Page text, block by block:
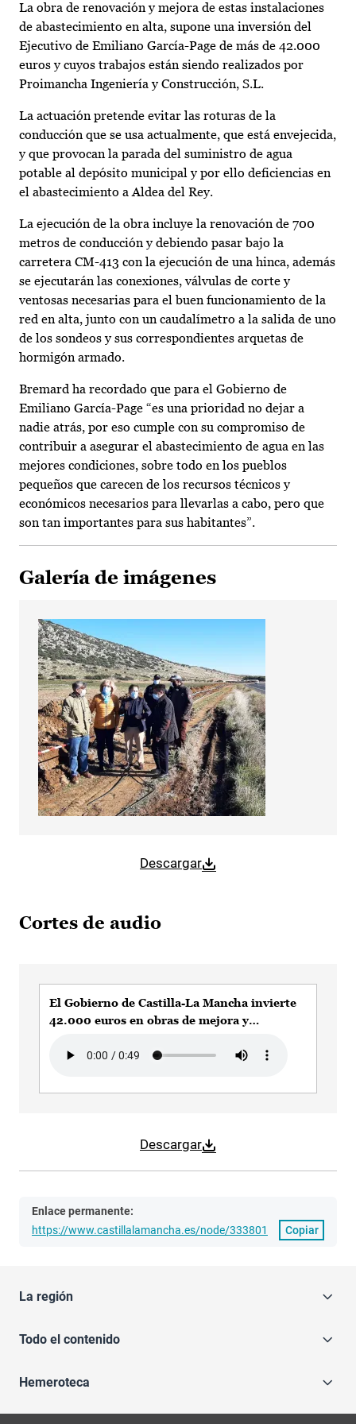
La obra de renovación y mejora de estas instalaciones
de abastecimiento en alta, supone una inversión del
Ejecutivo de Emiliano García-Page de más de 42.000
euros y cuyos trabajos están siendo realizados por
Proimancha Ingeniería y Construcción, S.L.
La actuación pretende evitar las roturas de la
conducción que se usa actualmente, que está envejecida,
y que provocan la parada del suministro de agua
potable al depósito municipal y por ello deficiencias en
el abastecimiento a Aldea del Rey.
La ejecución de la obra incluye la renovación de 700
metros de conducción y debiendo pasar bajo la
carretera CM-413 con la ejecución de una hinca, además
se ejecutarán las conexiones, válvulas de corte y
ventosas necesarias para el buen funcionamiento de la
red en alta, junto con un caudalímetro a la salida de uno
de los sondeos y sus correspondientes arquetas de
hormigón armado.
Bremard ha recordado que para el Gobierno de
Emiliano García-Page “es una prioridad no dejar a
nadie atrás, por eso cumple con su compromiso de
contribuir a asegurar el abastecimiento de agua en las
mejores condiciones, sobre todo en los pueblos
pequeños que carecen de los recursos técnicos y
económicos necesarios para llevarlas a cabo, pero que
son tan importantes para sus habitantes”.
Galería de imágenes
Descargar
Cortes de audio
Descargar
El Gobierno de Castilla-La Mancha invierte
42.000 euros en obras de mejora y
Aldea del Rey
Enlace permanente:
https://www.castillalamancha.es/node/333801
Copiar
La región
Todo el contenido
Hemeroteca